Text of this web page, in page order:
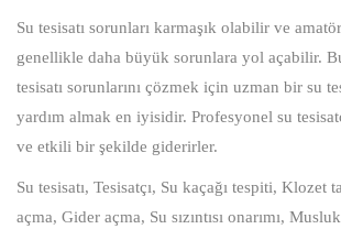
Su tesisatı sorunları karmaşık olabilir ve
genellikle daha büyük sorunlara yol açabilir.
tesisatı sorunlarını çözmek için uzman bir su
yardım almak en iyisidir. Profesyonel su
ve etkili bir şekilde giderirler.
Su tesisatı, Tesisatçı, Su kaçağı tespiti, Klozet
açma, Gider açma, Su sızıntısı onarımı,